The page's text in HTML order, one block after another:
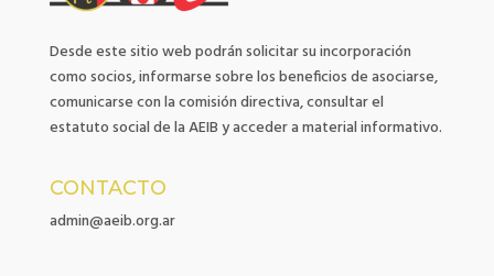
Desde este sitio web podrán solicitar su incorporación
como socios, informarse sobre los beneficios de asociarse,
comunicarse con la comisión directiva, consultar el
estatuto social de la AEIB y acceder a material informativo.
CONTACTO
admin@aeib.org.ar